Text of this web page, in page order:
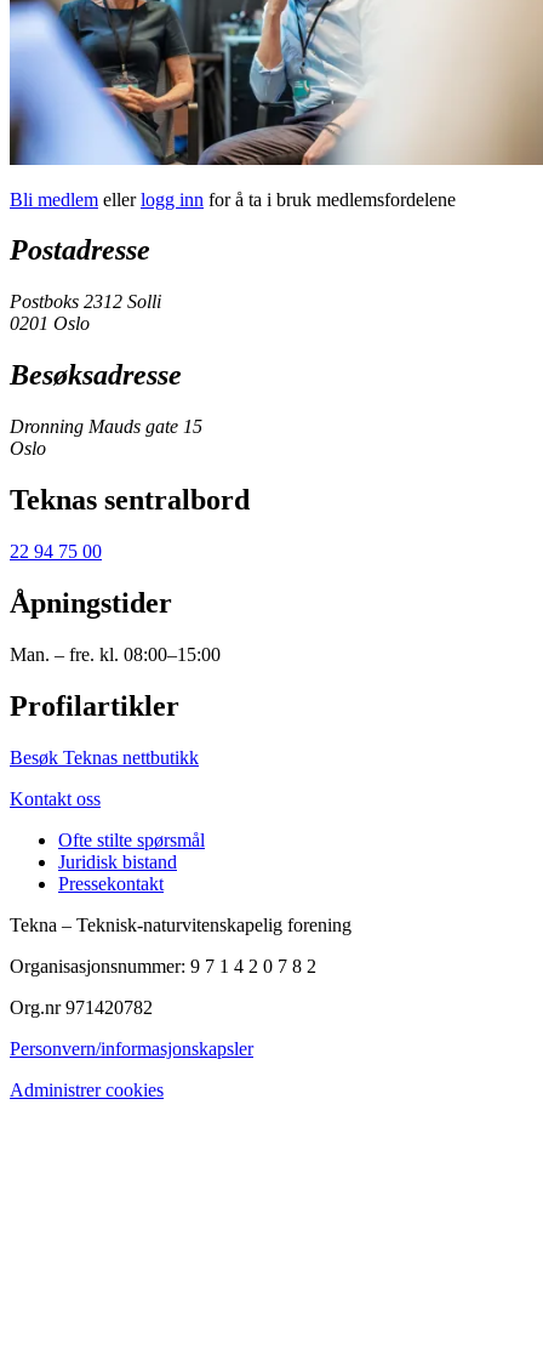
Bli medlem ellerlogg inn for å ta i bruk medlemsfordelene
Postadresse
Postboks 2312 Solli
0201 Oslo
Besøksadresse
Dronning Mauds gate 15
Oslo
Teknas sentralbord
22 94 75 00
Åpningstider
Man. – fre. kl. 08:00–15:00
Profilartikler
Besøk Teknas nettbutikk
Kontakt oss
Ofte stilte spørsmål
Juridisk bistand
Pressekontakt
Tekna – Teknisk-naturvitenskapelig forening
Organisasjonsnummer: 9 7 1 4 2 0 7 8 2
Org.nr 971420782
Personvern/informasjonskapsler
Administrer cookies